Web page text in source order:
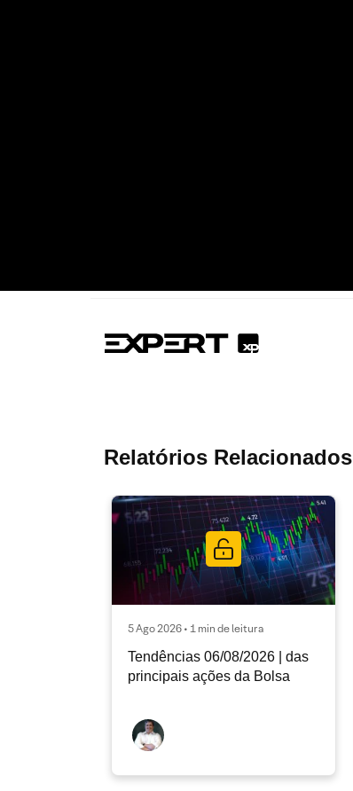
Relatórios Relacionados
5 Ago 2026 • 1 min de leitura
Tendências 06/08/2026 | das
principais ações da Bolsa